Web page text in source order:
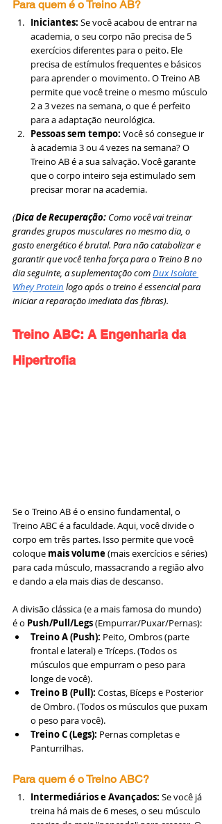
Para quem é o Treino AB?
Iniciantes: Se você acabou de entrar na
academia, o seu corpo não precisa de 5
exercícios diferentes para o peito. Ele
precisa de estímulos frequentes e básicos
para aprender o movimento. O Treino AB
permite que você treine o mesmo músculo
2 a 3 vezes na semana, o que é perfeito
para a adaptação neurológica.
Pessoas sem tempo: Você só consegue ir
à academia 3 ou 4 vezes na semana? O
Treino AB é a sua salvação. Você garante
que o corpo inteiro seja estimulado sem
precisar morar na academia.
(Dica de Recuperação: Como você vai treinar
grandes grupos musculares no mesmo dia, o
gasto energético é brutal. Para não catabolizar e
garantir que você tenha força para o Treino B no
dia seguinte, a suplementação com Dux Isolate
Whey Protein logo após o treino é essencial para
iniciar a reparação imediata das fibras).
Treino ABC: A Engenharia da
Hipertrofia
Se o Treino AB é o ensino fundamental, o
Treino ABC é a faculdade. Aqui, você divide o
corpo em três partes. Isso permite que você
coloque mais volume (mais exercícios e séries)
para cada músculo, massacrando a região alvo
e dando a ela mais dias de descanso.
A divisão clássica (e a mais famosa do mundo)
é o Push/Pull/Legs (Empurrar/Puxar/Pernas):
Treino A (Push): Peito, Ombros (parte
frontal e lateral) e Tríceps. (Todos os
músculos que empurram o peso para
longe de você).
Treino B (Pull): Costas, Bíceps e Posterior
de Ombro. (Todos os músculos que puxam
o peso para você).
Treino C (Legs): Pernas completas e
Panturrilhas.
Para quem é o Treino ABC?
Intermediários e Avançados: Se você já
treina há mais de 6 meses, o seu músculo